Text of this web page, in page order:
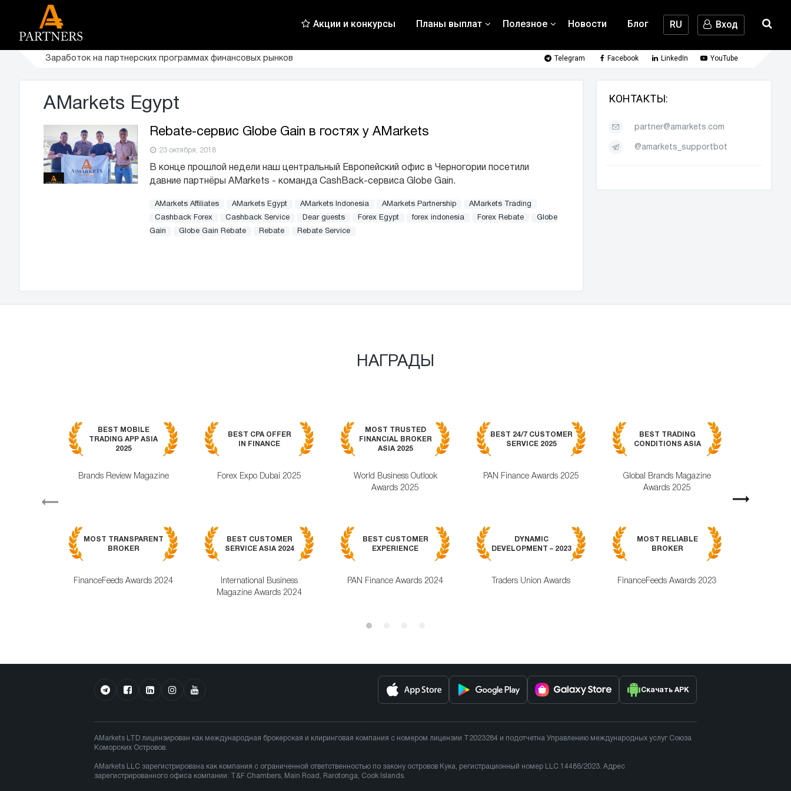
Акции и конкурсы Планы выплат Полезное Новости Блог RU Вход
Заработок на партнерских программах финансовых рынков Telegram Facebook LinkedIn YouTube
AMarkets Egypt
Rebate-сервис Globe Gain в гостях у AMarkets
23 октября, 2018
В конце прошлой недели наш центральный Европейский офис в Черногории посетили
давние партнёры AMarkets - команда CashBack-сервиса Globe Gain.
AMarkets Affiliates AMarkets Egypt AMarkets Indonesia AMarkets Partnership
AMarkets Trading
Cashback Forex
Cashback Service Dear guests Forex Egypt forex indonesia Forex Rebate
Globe
Gain
Globe Gain Rebate Rebate Rebate Service
КОНТАКТЫ:
partner@amarkets.com
@amarkets_supportbot
НАГРАДЫ
Previous
BEST MOBILE
TRADING APP ASIA
2025
Brands Review Magazine
BEST CPA OFFER
IN FINANCE
Forex Expo Dubai 2025
MOST TRUSTED
FINANCIAL BROKER
ASIA 2025
World Business Outlook
Awards 2025
BEST 24/7 CUSTOMER
SERVICE 2025
PAN Finance Awards 2025
BEST TRADING
CONDITIONS ASIA
Global Brands Magazine
Awards 2025
MOST TRANSPARENT
BROKER
FinanceFeeds Awards 2024
BEST CUSTOMER
SERVICE ASIA 2024
International Business
Magazine Awards 2024
BEST CUSTOMER
EXPERIENCE
PAN Finance Awards 2024
DYNAMIC
DEVELOPMENT – 2023
Traders Union Awards
MOST RELIABLE
BROKER
FinanceFeeds Awards 2023
Next
Скачать APK
AMarkets LTD лицензирован как международная брокерская и клиринговая компания с номером лицензии T2023284 и подотчетна Управлению международных услуг Союза
Коморских Островов.
AMarkets LLC зарегистрирована как компания с ограниченной ответственностью по закону островов Кука, регистрационный номер LLC 14486/2023. Адрес
зарегистрированного офиса компании: T&F Chambers, Main Road, Rarotonga, Cook Islands.